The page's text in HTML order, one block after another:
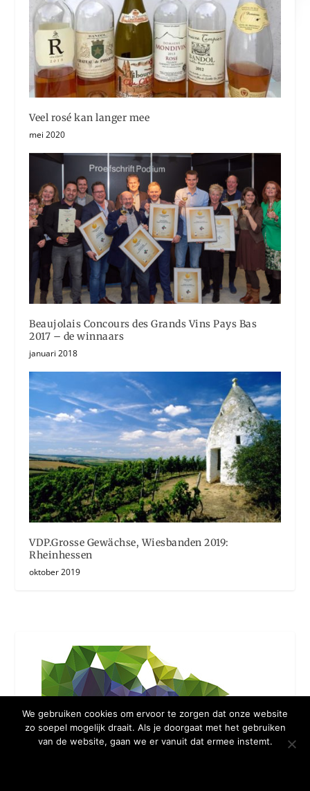
Veel rosé kan langer mee
mei 2020
Beaujolais Concours des Grands Vins Pays Bas
2017 – de winnaars
januari 2018
VDP.Grosse Gewächse, Wiesbanden 2019:
Rheinhessen
oktober 2019
We gebruiken cookies om ervoor te zorgen dat onze website
zo soepel mogelijk draait. Als je doorgaat met het gebruiken
van de website, gaan we er vanuit dat ermee instemt.